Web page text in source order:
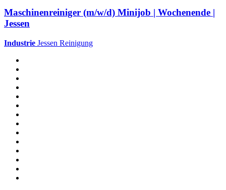
Maschinenreiniger (m/w/d) Minijob | Wochenende |
Jessen
Industrie Jessen Reinigung